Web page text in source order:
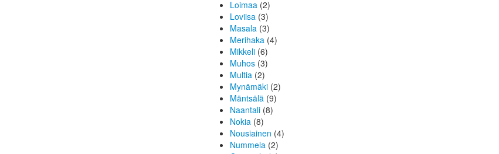
Loimaa (2)
Loviisa (3)
Masala (3)
Merihaka (4)
Mikkeli (6)
Muhos (3)
Multia (2)
Mynämäki (2)
Mäntsälä (9)
Naantali (8)
Nokia (8)
Nousiainen (4)
Nummela (2)